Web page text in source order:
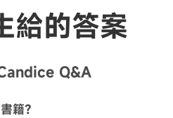
給的答案
Q&A
籍？